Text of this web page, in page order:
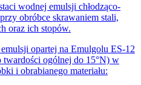
wodnej emulsji chłodząco-
obróbce skrawaniem stali,
oraz ich stopów.
opartej na Emulgolu ES-12
twardości ogólnej do 15°N) w
i obrabianego materiału: